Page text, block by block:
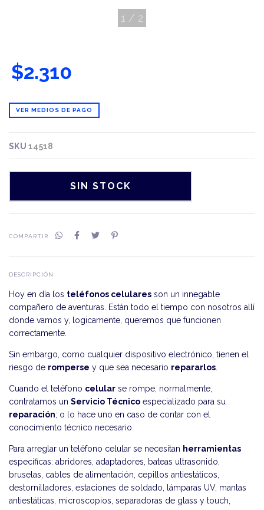
1 / 2
$2.310
VER MEDIOS DE PAGO
SKU14518
COMPARTIR
DESCRIPCIÓN
Hoy en día los teléfonos celulares son un innegable
compañero de aventuras. Están todo el tiempo con nosotros allí
donde vamos y, logicamente, queremos que funcionen
correctamente.
Sin embargo, como cualquier dispositivo electrónico, tienen el
riesgo de romperse y que sea necesario repararlos
Cuando el teléfono celular se rompe, normalmente,
contratamos un Servicio Técnico especializado para su
reparación; o lo hace uno en caso de contar con el
conocimiento técnico necesario.
Para arreglar un teléfono celular se necesitan herramientas
específicas: abridores, adaptadores, bateas ultrasonido,
bruselas, cables de alimentación, cepillos antiestáticos,
destornilladores, estaciones de soldado, lámparas UV, mantas
antiestáticas, microscopios, separadoras de glass y touch,